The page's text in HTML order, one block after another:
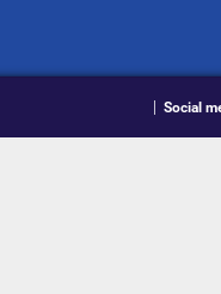
Social